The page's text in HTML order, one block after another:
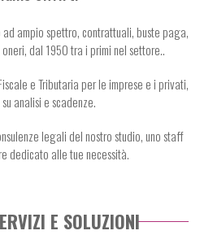
ampio spettro, contrattuali, buste paga,
dal 1950 tra i primi nel settore..
e Tributaria per le imprese e i privati,
analisi e scadenze.
legali del nostro studio, uno staff
dedicato alle tue necessità.
E SOLUZIONI